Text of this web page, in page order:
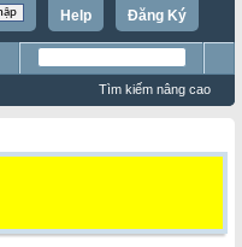
Đăng Ký
Help
Tìm kiếm nâng cao